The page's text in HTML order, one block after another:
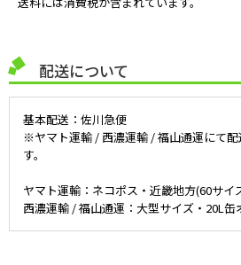
配送について
基本配送：佐川急便
※ヤマト運輸 / 西濃運輸 / 福山通運にて
す。
ヤマト運輸：ネコポス・近畿地方(60サイ
西濃運輸 / 福山通運：大型サイズ・20L